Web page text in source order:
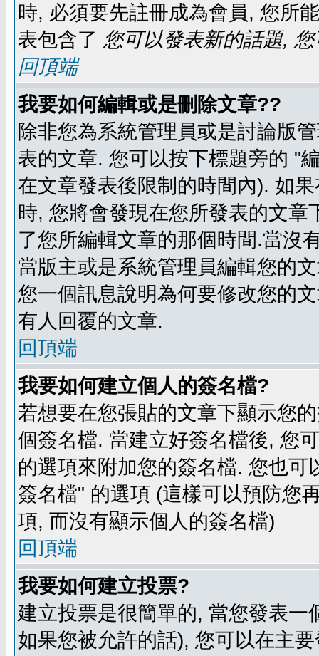
時, 必須要先註冊成為會員, 您所
表包含了 您可以發表新的話題,
回頂端
我要如何編輯或是刪除文章??
除非您為系統管理員或是討論版
表的文章. 您可以按下標題旁的 "
在文章發表後限制的時間內). 如
時, 您將會發現在您所發表的文
了您所編輯文章的那個時間.當沒
當版主或是系統管理員編輯您的
您一個訊息說明為何要修改您的
有人回覆的文章.
回頂端
我要如何建立個人的簽名檔?
若想要在您張貼的文章下顯示您
個簽名檔. 當建立好簽名檔後, 您
的選項來附加您的簽名檔. 您也
簽名檔" 的選項 (這樣可以預防您
項, 而沒有顯示個人的簽名檔)
回頂端
我要如何建立投票?
建立投票是很簡單的, 當您發表
如果您被允許的話), 您可以在主